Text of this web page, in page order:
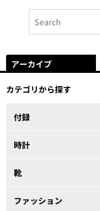
アーカイブ
カテゴリから探す
付録
時計
靴
ファッション